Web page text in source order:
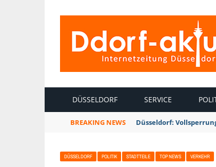
DÜSSELDORF SERVICE
BREAKING NEWS Düsseldorf:
DÜSSELDORF POLITIK STADTTEILE TOP NEWS VERKEHR